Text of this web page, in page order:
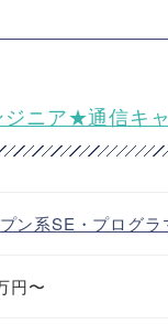
ジニア★通信キ
ン系SE・プログラ
円〜